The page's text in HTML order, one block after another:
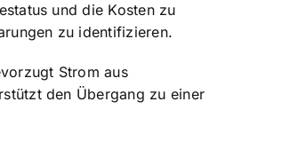
und die Kosten zu
zu identifizieren.
Strom aus
den Übergang zu einer